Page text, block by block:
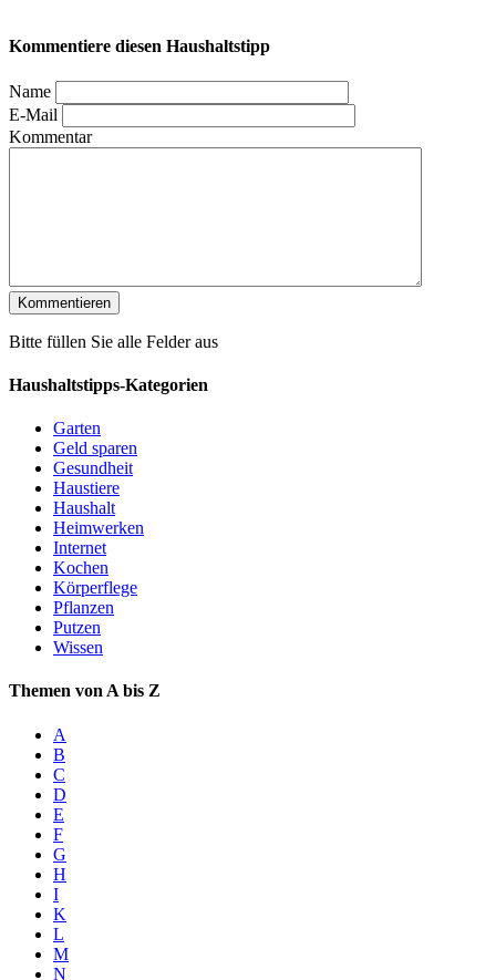
Kommentiere diesen Haushaltstipp
Name
E-Mail
Kommentar
Bitte füllen Sie alle Felder aus
Haushaltstipps-Kategorien
Garten
Geld sparen
Gesundheit
Haustiere
Haushalt
Heimwerken
Internet
Kochen
Körperflege
Pflanzen
Putzen
Wissen
Themen von A bis Z
A
B
C
D
E
F
G
H
I
K
L
M
N